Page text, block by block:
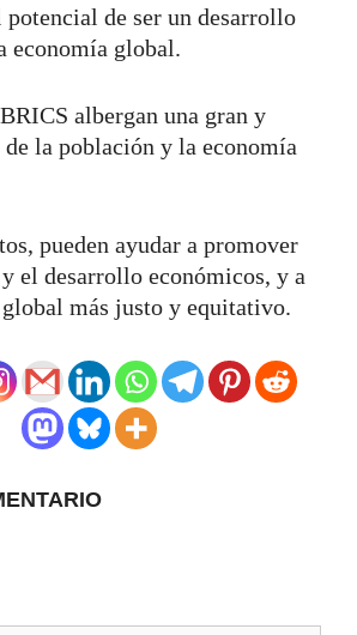
de ser un desarrollo
economía global.
albergan una gran y
la población y la economía
pueden ayudar a promover
el desarrollo económicos, y a
más justo y equitativo.